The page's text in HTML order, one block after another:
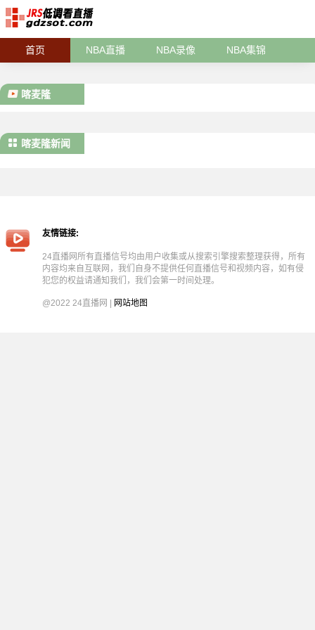
首页 NBA直播 NBA录像 NBA集锦
喀麦隆
喀麦隆新闻
友情链接:
24直播网所有直播信号均由用户收集或从搜索引擎搜索整理获得，所有
内容均来自互联网，我们自身不提供任何直播信号和视频内容，如有侵
犯您的权益请通知我们，我们会第一时间处理。
@2022 24直播网 | 网站地图